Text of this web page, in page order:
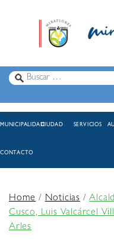
MUNICIPALIDADCIUDAD SERVICIOS
CONTACTO
Home/Noticias /
Cusco, Luis Valcárcel
Arles